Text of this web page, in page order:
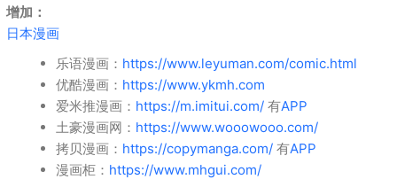
增加：
日本漫画
乐语漫画： https://www.leyuman.com/comic.html
优酷漫画： https://www.ykmh.com
爱米推漫画： https://m.imitui.com/有APP
土豪漫画网： https://www.wooowooo.com/
拷贝漫画： https://copymanga.com/有APP
漫画柜： https://www.mhgui.com/